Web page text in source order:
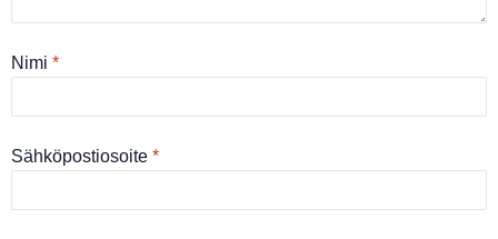
Nimi *
Sähköpostiosoite *